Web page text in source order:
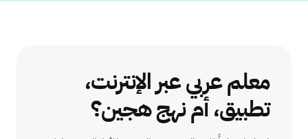
معلم عربي عبر الإنترنت،
تطبيق، أم نهج هجين؟